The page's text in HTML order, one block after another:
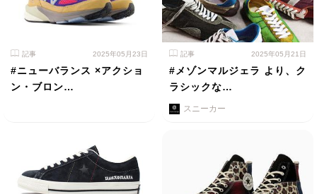
記事 2025年05月23日
#ニューバランス ×アクショ
ン・ブロン…
記事 2025年05月21日
#メゾンマルジェラ より、ク
ラシックな…
スニーカー